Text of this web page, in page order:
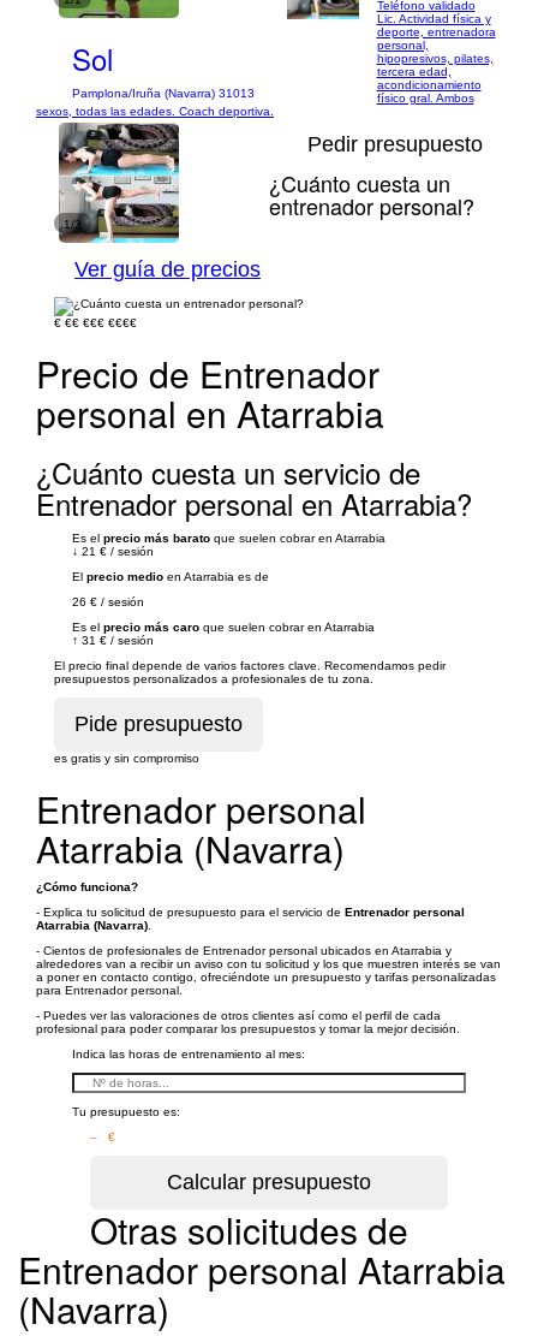
Sol
Pamplona/Iruña (Navarra) 31013
Teléfono validado
Lic. Actividad física y
deporte, entrenadora
personal,
hipopresivos, pilates,
tercera edad,
acondicionamiento
físico gral. Ambos
sexos, todas las edades. Coach deportiva.
1/3
Pedir presupuesto
¿Cuánto cuesta un
entrenador personal?
Ver guía de precios
€ €€ €€€ €€€€
Precio de Entrenador
personal en Atarrabia
¿Cuánto cuesta un servicio de
Entrenador personal en Atarrabia?
Es el precio más barato que suelen cobrar en Atarrabia
↓ 21 € / sesión
El precio medio en Atarrabia es de
26 € / sesión
Es el precio más caro que suelen cobrar en Atarrabia
↑ 31 € / sesión
El precio final depende de varios factores clave. Recomendamos pedir
presupuestos personalizados a profesionales de tu zona.
es gratis y sin compromiso
Entrenador personal
Atarrabia (Navarra)
¿Cómo funciona?
- Explica tu solicitud de presupuesto para el servicio de Entrenador personal
Atarrabia (Navarra)
- Cientos de profesionales de Entrenador personal ubicados en Atarrabia y
alrededores van a recibir un aviso con tu solicitud y los que muestren interés se van
a poner en contacto contigo, ofreciéndote un presupuesto y tarifas personalizadas
para Entrenador personal.
- Puedes ver las valoraciones de otros clientes así como el perfil de cada
profesional para poder comparar los presupuestos y tomar la mejor decisión.
Indica las horas de entrenamiento al mes:
Tu presupuesto es:
– €
Otras solicitudes de
Entrenador personal Atarrabia
(Navarra)